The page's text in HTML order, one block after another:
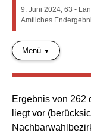
9. Juni 2024, 63 -
Amtliches
Menü
Ergebnis von 262
liegt vor